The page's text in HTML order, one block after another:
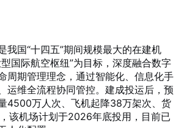
我国“十四五”期间规模最大的在建机
国际航空枢纽”为目标，深度融合数字
周期管理理念，通过智能化、信息化手
运维全流程协同管控。建成投运后，预
4500万人次、飞机起降38万架次、货
该机场计划于2026年底投用，目前已